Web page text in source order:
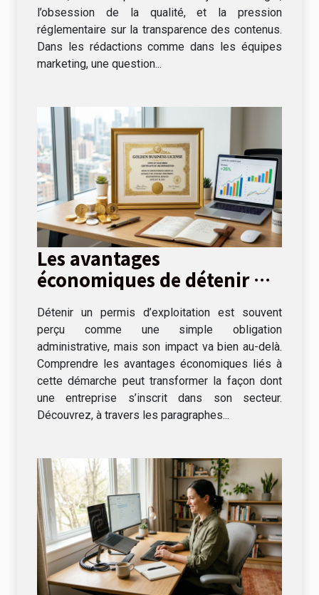
l’obsession de la qualité, et la pression
réglementaire sur la transparence des contenus.
Dans les rédactions comme dans les équipes
marketing, une question...
Les avantages
économiques de détenir un
Détenir un permis d’exploitation est souvent
perçu comme une simple obligation
administrative, mais son impact va bien au-delà.
Comprendre les avantages économiques liés à
cette démarche peut transformer la façon dont
une entreprise s’inscrit dans son secteur.
Découvrez, à travers les paragraphes...